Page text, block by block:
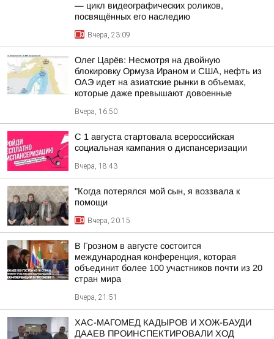
— цикл видеографических роликов,
посвящённых его наследию
Вчера, 23:09
Олег Царёв: Несмотря на двойную
блокировку Ормуза Ираном и США, нефть из
ОАЭ идет на азиатские рынки в объемах,
которые даже превышают довоенные
Вчера, 16:50
С 1 августа стартовала всероссийская
социальная кампания о диспансеризации
Вчера, 18:43
"Когда потерялся мой сын, я воззвала к
помощи
Вчера, 20:15
В Грозном в августе состоится
международная конференция, которая
объединит более 100 участников почти из 20
стран мира
Вчера, 21:51
ХАС-МАГОМЕД КАДЫРОВ И ХОЖ-БАУДИ
ДААЕВ ПРОИНСПЕКТИРОВАЛИ ХОД